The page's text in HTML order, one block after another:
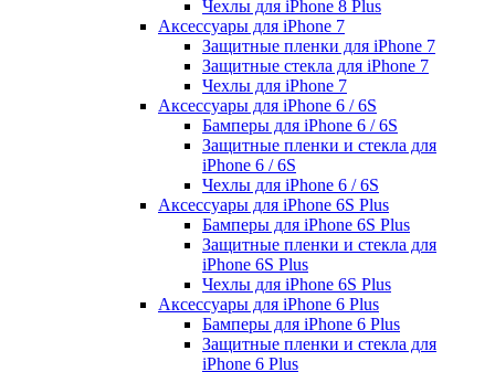
Чехлы для iPhone 8 Plus
Аксессуары для iPhone 7
Защитные пленки для iPhone 7
Защитные стекла для iPhone 7
Чехлы для iPhone 7
Аксессуары для iPhone 6 / 6S
Бамперы для iPhone 6 / 6S
Защитные пленки и стекла для
iPhone 6 / 6S
Чехлы для iPhone 6 / 6S
Аксессуары для iPhone 6S Plus
Бамперы для iPhone 6S Plus
Защитные пленки и стекла для
iPhone 6S Plus
Чехлы для iPhone 6S Plus
Аксессуары для iPhone 6 Plus
Бамперы для iPhone 6 Plus
Защитные пленки и стекла для
iPhone 6 Plus